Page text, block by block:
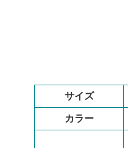
サイズ
カラー